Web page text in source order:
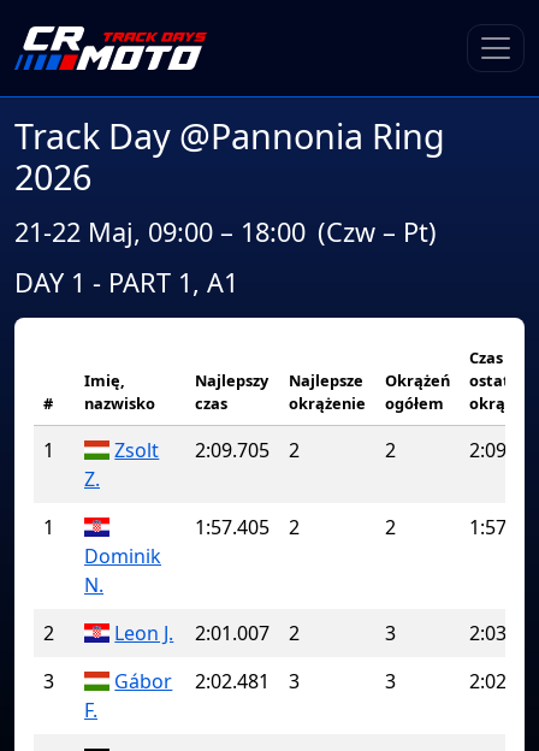
Track Day @Pannonia Ring
2026
21-22 Maj, 09:00 – 18:00 (Czw – Pt)
DAY 1 - PART 1, A1
#
Imię,
nazwisko
Najlepszy
czas
Najlepsze
okrążenie
Okrążeń
ogółem
Czas
1
Zsolt
Z.
2:09.705 2 2
1
Dominik
N.
1:57.405 2 2
2 Leon J. 2:01.007 2 3
3
Gábor
F.
2:02.481 3 3